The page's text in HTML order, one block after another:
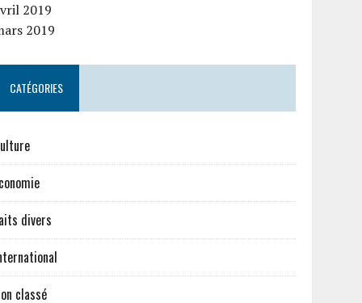
2019
2019
CATÉGORIES
divers
classé